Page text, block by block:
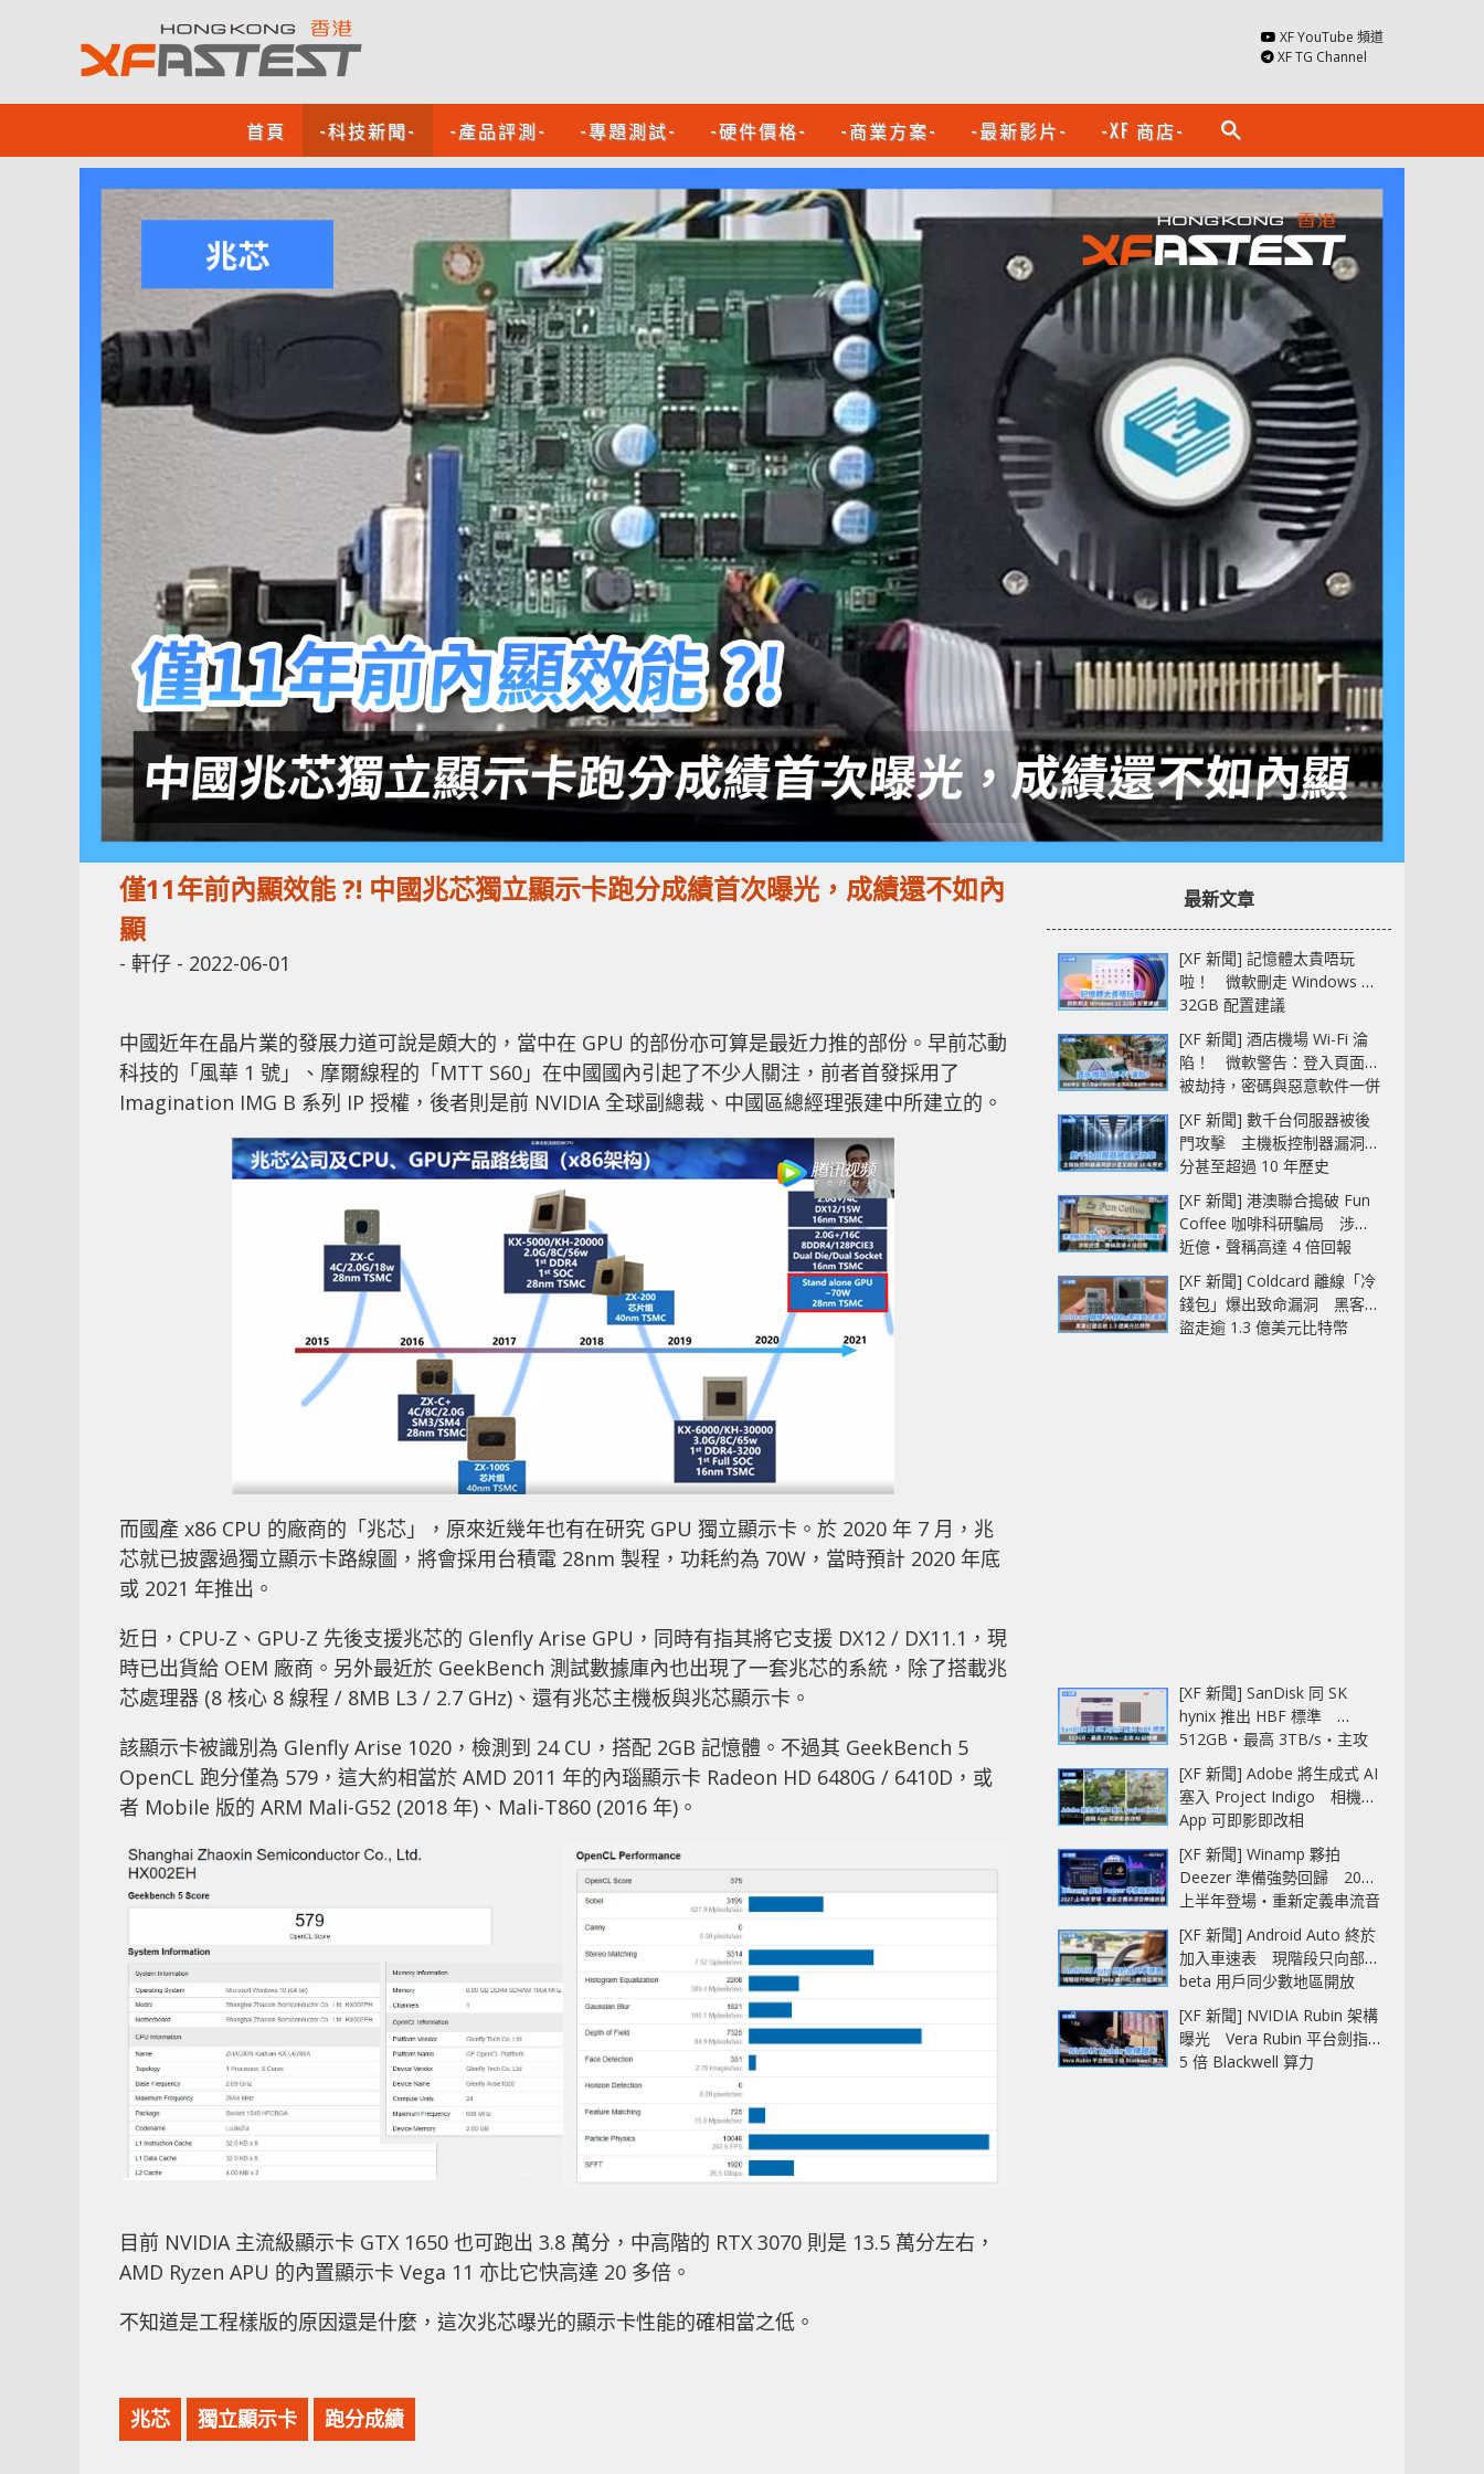
XF YouTube 頻道
XF TG Channel
首頁 -科技新聞- -產品評測- -專題測試- -硬件價格- -商業方案- -最新影片- -XF 商店- search
僅11年前內顯效能 ?! 中國兆芯獨立顯示卡跑分成績首次曝光，成績還不如內
顯
- 軒仔 - 2022-06-01
中國近年在晶片業的發展力道可說是頗大的，當中在 GPU 的部份亦可算是最近力推的部份。早前芯動
科技的「風華 1 號」、摩爾線程的「MTT S60」在中國國內引起了不少人關注，前者首發採用了
Imagination IMG B 系列 IP 授權，後者則是前 NVIDIA 全球副總裁、中國區總經理張建中所建立的。
而國產 x86 CPU 的廠商的「兆芯」，原來近幾年也有在研究 GPU 獨立顯示卡。於 2020 年 7 月，兆
芯就已披露過獨立顯示卡路線圖，將會採用台積電 28nm 製程，功耗約為 70W，當時預計 2020 年底
或 2021 年推出。
近日，CPU-Z、GPU-Z 先後支援兆芯的 Glenfly Arise GPU，同時有指其將它支援 DX12 / DX11.1，現
時已出貨給 OEM 廠商。另外最近於 GeekBench 測試數據庫內也出現了一套兆芯的系統，除了搭載兆
芯處理器 (8 核心 8 線程 / 8MB L3 / 2.7 GHz)、還有兆芯主機板與兆芯顯示卡。
該顯示卡被識別為 Glenfly Arise 1020，檢測到 24 CU，搭配 2GB 記憶體。不過其 GeekBench 5
OpenCL 跑分僅為 579，這大約相當於 AMD 2011 年的內瑙顯示卡 Radeon HD 6480G / 6410D，或
者 Mobile 版的 ARM Mali-G52 (2018 年)、Mali-T860 (2016 年)。
目前 NVIDIA 主流級顯示卡 GTX 1650 也可跑出 3.8 萬分，中高階的 RTX 3070 則是 13.5 萬分左右，
AMD Ryzen APU 的內置顯示卡 Vega 11 亦比它快高達 20 多倍。
不知道是工程樣版的原因還是什麼，這次兆芯曝光的顯示卡性能的確相當之低。
兆芯 獨立顯示卡 跑分成績
最新文章
[XF 新聞] 記憶體太貴唔玩
啦！ 微軟刪走 Windows 11
32GB 配置建議
[XF 新聞] 酒店機場 Wi-Fi 淪
陷！ 微軟警告：登入頁面可
被劫持，密碼與惡意軟件一併
中招
[XF 新聞] 數千台伺服器被後
門攻擊 主機板控制器漏洞部
分甚至超過 10 年歷史
[XF 新聞] 港澳聯合搗破 Fun
Coffee 咖啡科研騙局 涉款
近億‧聲稱高達 4 倍回報
[XF 新聞] Coldcard 離線「冷
錢包」爆出致命漏洞 黑客已
盜走逾 1.3 億美元比特幣
[XF 新聞] SanDisk 同 SK
hynix 推出 HBF 標準
512GB‧最高 3TB/s‧主攻
AI 記憶體
[XF 新聞] Adobe 將生成式 AI
塞入 Project Indigo 相機
App 可即影即改相
[XF 新聞] Winamp 夥拍
Deezer 準備強勢回歸 2027
上半年登場‧重新定義串流音
樂播放器
[XF 新聞] Android Auto 終於
加入車速表 現階段只向部分
beta 用戶同少數地區開放
[XF 新聞] NVIDIA Rubin 架構
曝光 Vera Rubin 平台劍指
5 倍 Blackwell 算力